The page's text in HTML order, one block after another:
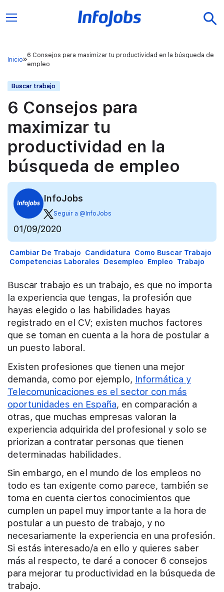
Inicio
6 Consejos para maximizar tu productividad en la búsqueda de
empleo
Buscar trabajo
6 Consejos para
maximizar tu
productividad en la
búsqueda de empleo
InfoJobs
Seguir a @InfoJobs
01/09/2020
Cambiar De Trabajo Candidatura Como Buscar Trabajo
Competencias Laborales Desempleo Empleo Trabajo
Buscar trabajo es un trabajo, es que no importa
la experiencia que tengas, la profesión que
hayas elegido o las habilidades hayas
registrado en el CV; existen muchos factores
que se toman en cuenta a la hora de postular a
un puesto laboral.
Existen profesiones que tienen una mejor
demanda, como por ejemplo, Informática y
Telecomunicaciones es el sector con más
oportunidades en España, en comparación a
otras, que muchas empresas valoran la
experiencia adquirida del profesional y solo se
priorizan a contratar personas que tienen
determinadas habilidades.
Sin embargo, en el mundo de los empleos no
todo es tan exigente como parece, también se
toma en cuenta ciertos conocimientos que
cumplen un papel muy importante a la hora de
postular a un puesto de trabajo, y no
necesariamente la experiencia en una profesión.
Si estás interesado/a en ello y quieres saber
más al respecto, te daré a conocer 6 consejos
para mejorar tu productividad en la búsqueda de
trabajo.